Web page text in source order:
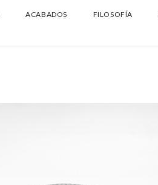
ACABADOS FILOSOFÍA